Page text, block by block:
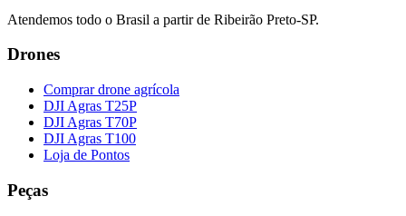
Atendemos todo o Brasil a partir de Ribeirão Preto-SP.
Drones
Comprar drone agrícola
DJI Agras T25P
DJI Agras T70P
DJI Agras T100
Loja de Pontos
Peças